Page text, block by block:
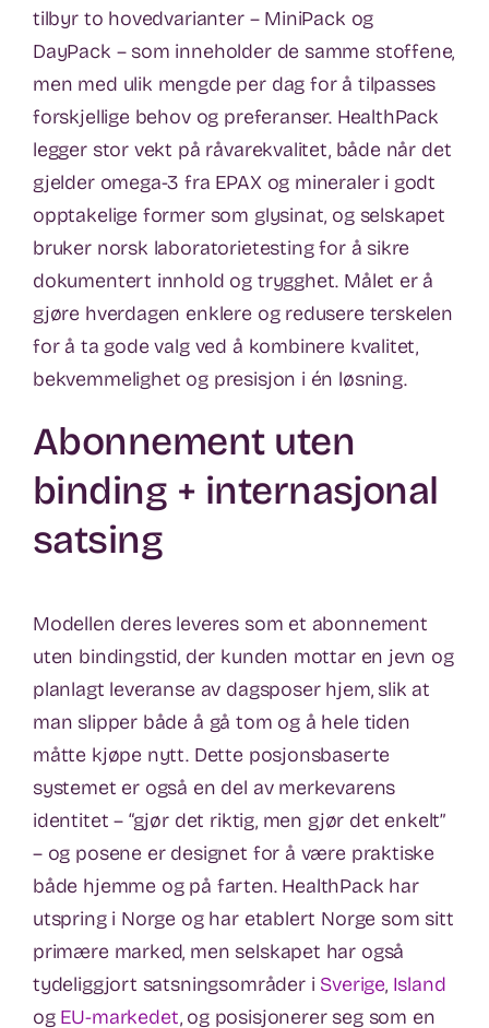
tilbyr to hovedvarianter – MiniPack og
DayPack – som inneholder de samme stoffene,
men med ulik mengde per dag for å tilpasses
forskjellige behov og preferanser. HealthPack
legger stor vekt på råvarekvalitet, både når det
gjelder omega-3 fra EPAX og mineraler i godt
opptakelige former som glysinat, og selskapet
bruker norsk laboratorietesting for å sikre
dokumentert innhold og trygghet. Målet er å
gjøre hverdagen enklere og redusere terskelen
for å ta gode valg ved å kombinere kvalitet,
bekvemmelighet og presisjon i én løsning.
Abonnement uten
binding + internasjonal
satsing
Modellen deres leveres som et abonnement
uten bindingstid, der kunden mottar en jevn og
planlagt leveranse av dagsposer hjem, slik at
man slipper både å gå tom og å hele tiden
måtte kjøpe nytt. Dette posjonsbaserte
systemet er også en del av merkevarens
identitet – “gjør det riktig, men gjør det enkelt”
– og posene er designet for å være praktiske
både hjemme og på farten. HealthPack har
utspring i Norge og har etablert Norge som sitt
primære marked, men selskapet har også
tydeliggjort satsningsområder i Sverige, Island
og EU-markedet, og posisjonerer seg som en